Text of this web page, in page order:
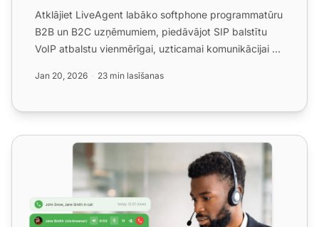
Atklājiet LiveAgent labāko softphone programmatūru
B2B un B2C uzņēmumiem, piedāvājot SIP balstītu
VoIP atbalstu vienmērīgai, uzticamai komunikācijai no
Jan 20, 2026 23 min lasīšanas
Zvanu centra programmatūra